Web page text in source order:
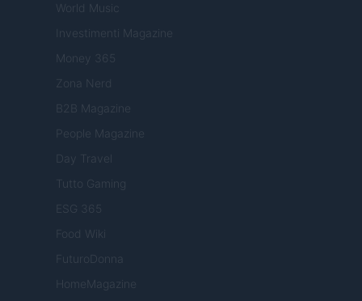
World Music
Investimenti Magazine
Money 365
Zona Nerd
B2B Magazine
People Magazine
Day Travel
Tutto Gaming
ESG 365
Food Wiki
FuturoDonna
HomeMagazine